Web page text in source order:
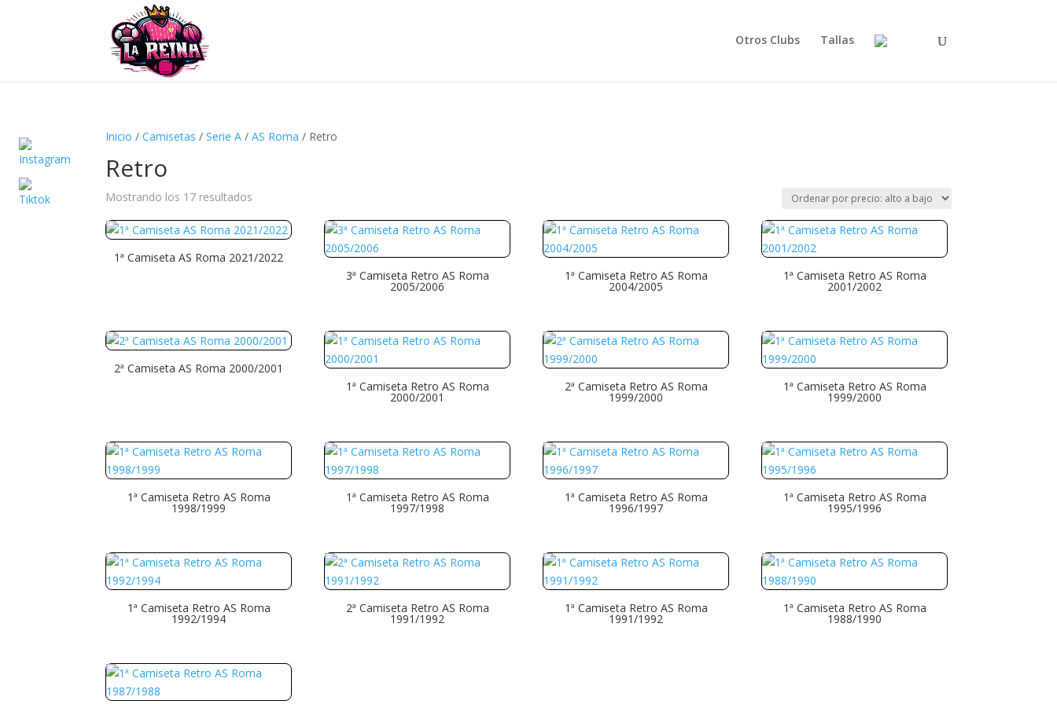
Otros Clubs Tallas
Inicio /Camisetas /Serie A /AS Roma / Retro
Retro
Mostrando los 17 resultados
precio:
alto
1ª Camiseta AS Roma 2021/2022
3ª Camiseta Retro AS Roma
2005/2006
1ª Camiseta Retro AS Roma
2004/2005
1ª Camiseta Retro AS Roma
2001/2002
2ª Camiseta AS Roma 2000/2001
1ª Camiseta Retro AS Roma
2000/2001
2ª Camiseta Retro AS Roma
1999/2000
1ª Camiseta Retro AS Roma
1999/2000
1ª Camiseta Retro AS Roma
1998/1999
1ª Camiseta Retro AS Roma
1997/1998
1ª Camiseta Retro AS Roma
1996/1997
1ª Camiseta Retro AS Roma
1995/1996
1ª Camiseta Retro AS Roma
1992/1994
2ª Camiseta Retro AS Roma
1991/1992
1ª Camiseta Retro AS Roma
1991/1992
1ª Camiseta Retro AS Roma
1988/1990